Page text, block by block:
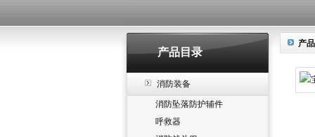
产品目录
消防装备
消防坠落防护辅件
呼救器
产